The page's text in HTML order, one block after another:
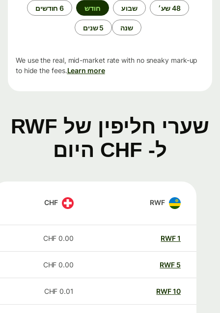
48 שע׳ שבוע חודש 6 חודשים
שנה 5 שנים
We use the real, mid-market rate with no sneaky mark-up
to hide the fees.Learn more
שערי חליפין של RWF
ל- CHF היום
RWF
CHF
RWF
0.00
CHF
RWF
0.00
CHF
RWF
0.01
CHF